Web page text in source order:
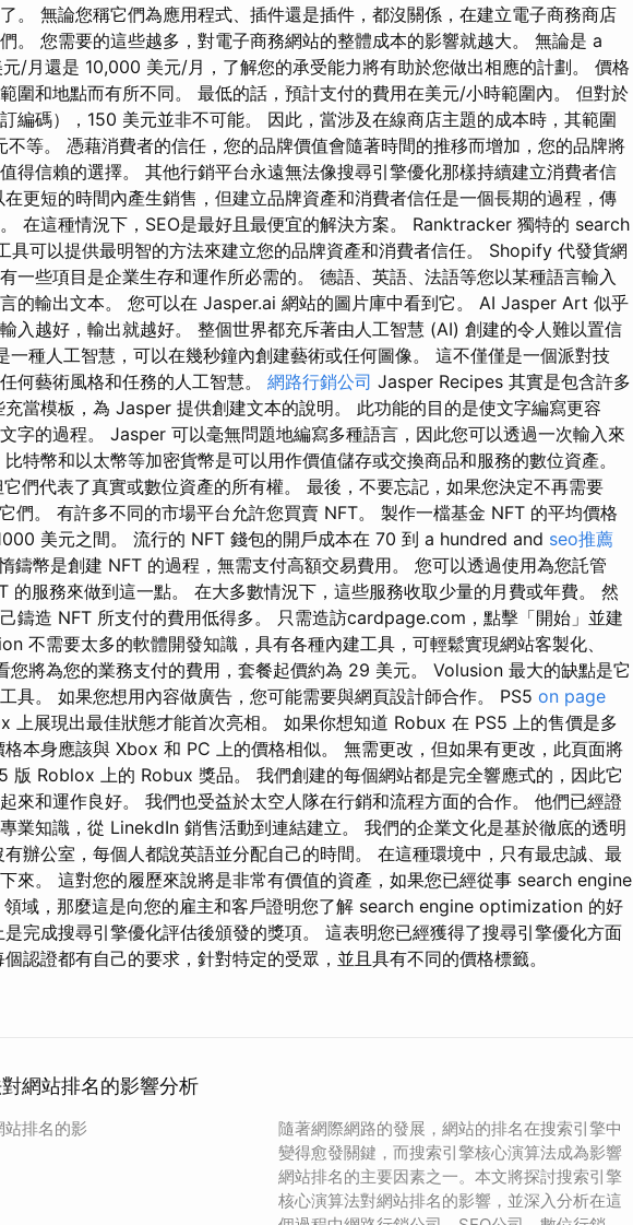
。 無論您稱它們為應用程式、插件還是插件，都沒關係，在建立電子商務商店
。 您需要的這些越多，對電子商務網站的整體成本的影響就越大。 無論是 a
元/月還是 10,000 美元/月，了解您的承受能力將有助於您做出相應的計劃。 價格
圍和地點而有所不同。 最低的話，預計支付的費用在美元/小時範圍內。 但對於
編碼），150 美元並非不可能。 因此，當涉及在線商店主題的成本時，其範圍
等。 憑藉消費者的信任，您的品牌價值會隨著時間的推移而增加，您的品牌將
得信賴的選擇。 其他行銷平台永遠無法像搜尋引擎優化那樣持續建立消費者信
更短的時間內產生銷售，但建立品牌資產和消費者信任是一個長期的過程，傳
在這種情況下，SEO是最好且最便宜的解決方案。 Ranktracker 獨特的 search
可以提供最明智的方法來建立您的品牌資產和消費者信任。 Shopify 代發貨網
一些項目是企業生存和運作所必需的。 德語、英語、法語等您以某種語言輸入
的輸出文本。 您可以在 Jasper.ai 網站的圖片庫中看到它。 AI Jasper Art 似乎
入越好，輸出就越好。 整個世界都充斥著由人工智慧 (AI) 創建的令人難以置信
種人工智慧，可以在幾秒鐘內創建藝術或任何圖像。 這不僅僅是一個派對技
何藝術風格和任務的人工智慧。 網路行銷公司 Jasper Recipes 其實是包含許多
當模板，為 Jasper 提供創建文本的說明。 此功能的目的是使文字編寫更容
字的過程。 Jasper 可以毫無問題地編寫多種語言，因此您可以透過一次輸入來
特幣和以太幣等加密貨幣是可以用作價值儲存或交換商品和服務的數位資產。
們代表了真實或數位資產的所有權。 最後，不要忘記，如果您決定不再需要
們。 有許多不同的市場平台允許您買賣 NFT。 製作一檔基金 NFT 的平均價格
美元之間。 流行的 NFT 錢包的開戶成本在 70 到 a hundred and seo推薦
鑄幣是創建 NFT 的過程，無需支付高額交易費用。 您可以透過使用為您託管
的服務來做到這一點。 在大多數情況下，這些服務收取少量的月費或年費。 然
鑄造 NFT 所支付的費用低得多。 只需造訪cardpage.com，點擊「開始」並建
不需要太多的軟體開發知識，具有各種內建工具，可輕鬆實現網站客製化、
您將為您的業務支付的費用，套餐起價約為 29 美元。 Volusion 最大的缺點是它
具。 如果您想用內容做廣告，您可能需要與網頁設計師合作。 PS5 on page
上展現出最佳狀態才能首次亮相。 如果你想知道 Robux 在 PS5 上的售價是多
本身應該與 Xbox 和 PC 上的價格相似。 無需更改，但如果有更改，此頁面將
版 Roblox 上的 Robux 獎品。 我們創建的每個網站都是完全響應式的，因此它
來和運作良好。 我們也受益於太空人隊在行銷和流程方面的合作。 他們已經證
業知識，從 LinekdIn 銷售活動到連結建立。 我們的企業文化是基於徹底的透明
辦公室，每個人都說英語並分配自己的時間。 在這種環境中，只有最忠誠、最
來。 這對您的履歷來說將是非常有價值的資產，如果您已經從事 search engine
域，那麼這是向您的雇主和客戶證明您了解 search engine optimization 的好
完成搜尋引擎優化評估後頒發的獎項。 這表明您已經獲得了搜尋引擎優化方面
認證都有自己的要求，針對特定的受眾，並且具有不同的價格標籤。
網站排名的影響分析
排名的影
隨著網際網路的發展，網站的排名在搜索引擎中
變得愈發關鍵，而搜索引擎核心演算法成為影響
網站排名的主要因素之一。本文將探討搜索引擎
核心演算法對網站排名的影響，並深入分析在這